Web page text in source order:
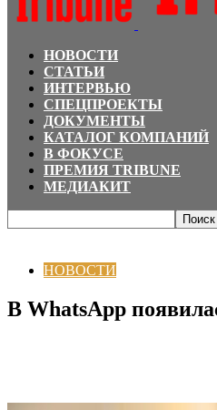
НОВОСТИ
СТАТЬИ
ИНТЕРВЬЮ
СПЕЦПРОЕКТЫ
ДОКУМЕНТЫ
КАТАЛОГ КОМПАНИЙ
В ФОКУСЕ
ПРЕМИЯ TRIBUNE
МЕДИАКИТ
НОВОСТИ
В WhatsApp